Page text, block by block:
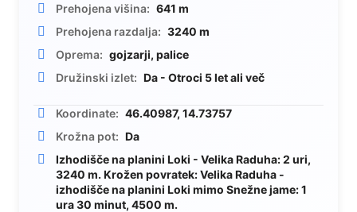
Prehojena višina: 641 m
Prehojena razdalja: 3240 m
Oprema: gojzarji, palice
Družinski izlet: Da - Otroci 5 let ali več
Koordinate: 46.40987, 14.73757
Krožna pot: Da
Izhodišče na planini Loki - Velika Raduha: 2 uri,
3240 m. Krožen povratek: Velika Raduha -
izhodišče na planini Loki mimo Snežne jame: 1
ura 30 minut, 4500 m.